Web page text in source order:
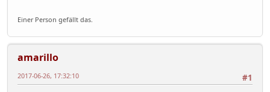
Einer Person gefällt das.
amarillo
#1
2017-06-26, 17:32:10